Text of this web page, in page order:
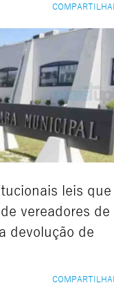
leis que
vereadores de
devolução de